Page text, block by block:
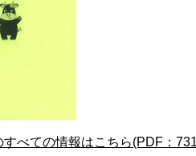
べての情報はこちら(PDF：